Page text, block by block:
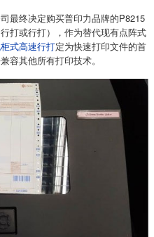
最终决定购买普印力品牌的P8215
打或行打），作为替代现有点阵式
式高速行打定为快速打印文件的首
容其他所有打印技术。